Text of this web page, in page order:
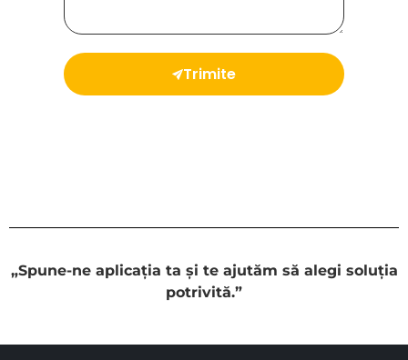
Trimite
„Spune-ne aplicația ta și te ajutăm să alegi soluția
potrivită.”